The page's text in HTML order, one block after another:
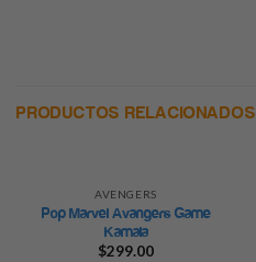
PRODUCTOS RELACIONADOS
AVENGERS
Pop Marvel Avangers Game
Kamala
$299.00